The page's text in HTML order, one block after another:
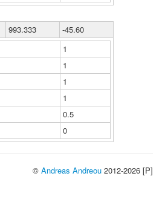
993.333
-45.60
1
1
1
1
0.5
0
© Andreas Andreou 2012-2026 [P]